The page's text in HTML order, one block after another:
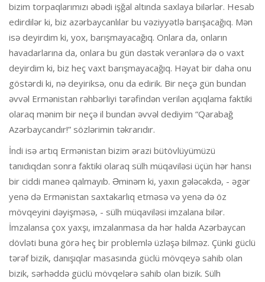
bizim torpaqlarımızı əbədi işğal altında saxlaya bilərlər. Hesab
edirdilər ki, biz azərbaycanlılar bu vəziyyətlə barışacağıq. Mən
isə deyirdim ki, yox, barışmayacağıq. Onlara da, onların
havadarlarına da, onlara bu gün dəstək verənlərə də o vaxt
deyirdim ki, biz heç vaxt barışmayacağıq. Həyat bir daha onu
göstərdi ki, nə deyiriksə, onu da edirik. Bir neçə gün bundan
əvvəl Ermənistan rəhbərliyi tərəfindən verilən açıqlama faktiki
olaraq mənim bir neçə il bundan əvvəl dediyim “Qarabağ
Azərbaycandır!” sözlərimin təkrarıdır.
İndi isə artıq Ermənistan bizim ərazi bütövlüyümüzü
tanıdıqdan sonra faktiki olaraq sülh müqaviləsi üçün hər hansı
bir ciddi maneə qalmayıb. Əminəm ki, yaxın gələcəkdə, - əgər
yenə də Ermənistan saxtakarlıq etməsə və yenə də öz
mövqeyini dəyişməsə, - sülh müqaviləsi imzalana bilər.
İmzalansa çox yaxşı, imzalanmasa da hər halda Azərbaycan
dövləti buna görə heç bir problemlə üzləşə bilməz. Çünki güclü
tərəf bizik, danışıqlar masasında güclü mövqeyə sahib olan
bizik, sərhəddə güclü mövqelərə sahib olan bizik. Sülh